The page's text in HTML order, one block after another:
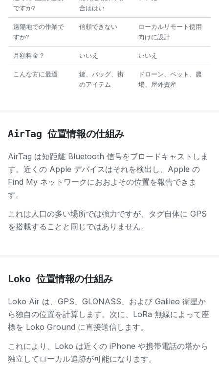
ですか?
合ははい
遠隔地での作業で
すか?
信頼できない
ローカルリモート使用
向けに設計
月額料金？ いいえ いいえ
こんな方に最適
鍵、バッグ、街
のアイテム
ドローン、ペット、農
場、屋外資産
AirTag 位置情報の仕組み
AirTag は短距離 Bluetooth 信号をブロードキャストしま
す。近くの Apple デバイスはそれを検出し、Apple の
Find My ネットワークにおおよその位置を報告できま
す。
これは人口の多い場所では強力ですが、タグ自体に GPS
を搭載することと同じではありません。
Loko 位置情報の仕組み
Loko Air は、GPS、GLONASS、および Galileo 衛星か
ら独自の位置を計算します。次に、LoRa 無線によって座
標を Loko Ground に直接送信します。
これにより、Loko は近くの iPhone や携帯電話の塔から
独立してローカル追跡が可能になります。